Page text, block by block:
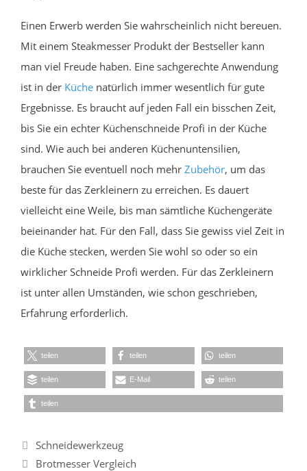
Einen Erwerb werden Sie wahrscheinlich nicht bereuen.
Mit einem Steakmesser Produkt der Bestseller kann
man viel Freude haben. Eine sachgerechte Anwendung
ist in der Küche natürlich immer wesentlich für gute
Ergebnisse. Es braucht auf jeden Fall ein bisschen Zeit,
bis Sie ein echter Küchenschneide Profi in der Küche
sind. Wie auch bei anderen Küchenuntensilien,
brauchen Sie eventuell noch mehr Zubehör, um das
beste für das Zerkleinern zu erreichen. Es dauert
vielleicht eine Weile, bis man sämtliche Küchengeräte
beieinander hat. Für den Fall, dass Sie gewiss viel Zeit in
die Küche stecken, werden Sie wohl so oder so ein
wirklicher Schneide Profi werden. Für das Zerkleinern
ist unter allen Umständen, wie schon geschrieben,
Erfahrung erforderlich.
teilen teilen teilen
teilen E-Mail teilen
teilen
Kategorien
Schneidewerkzeug
Brotmesser Vergleich